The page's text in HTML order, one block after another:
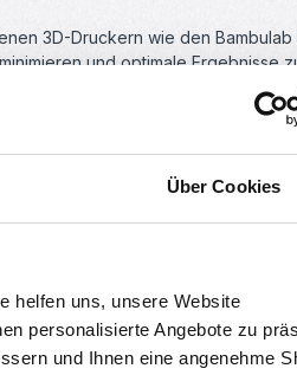
Über Cookies
helfen uns, unsere Website
personalisierte Angebote zu
und Ihnen eine angenehme
3D-Druckern wie den
und optimale Ergebnisse
hohe Widerstandsfähigkeit
gefertigt, was zu
erfüllt werden.
eine Heizbetttemperatur von 80-
und Detailtreue zu gewährleisten.